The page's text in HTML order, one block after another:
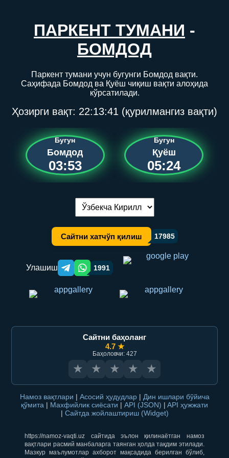
ПАРКЕНТ ТУМАНИ -
БОМДОД
Паркент тумани учун бугунги Бомдод вақти.
Саҳифада Бомдод ва Қуёш чиқиш вақти алоҳида
кўрсатилади.
Ҳозирги вақт: 22:13:41 (қурилмангиз вақти)
Бугун
Бомдод
03:53
Бугун
Қуёш
05:24
Тилни алмаштириш:
Сайтни хатчўп қилиш 17985
Улашиш Telegram orqali ulashish
WhatsApp orqali ulashish
1991
Сайтни баҳоланг
4.7 ★
Баҳоловчи: 427
★ ★ ★ ★ ★
Намоз вақтлари | Асосий ҳудудлар | Дин ишлари бўйича
қўмита | Махфийлик сиёсати | API (JSON) | API ҳужжати
| Сайтда жойлаштириш (Widget)
https://namoz-vaqti.uz сайтида эълон қилинаётган намоз
вақтлари расмий манбаларга таянган ҳолда тақдим этилади.
Мазкур маълумотлар ахборот мақсадида берилган бўлиб,